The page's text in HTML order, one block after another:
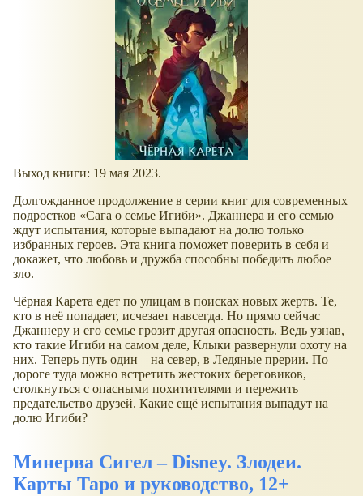
Выход книги: 19 мая 2023.
Долгожданное продолжение в серии книг для современных
подростков
Сага о семье Игиби . Джаннера и его семью
ждут испытания, которые выпадают на долю только
избранных героев. Эта книга поможет поверить в себя и
докажет, что любовь и дружба способны победить любое
зло.
Чёрная Карета едет по улицам в поисках новых жертв. Те,
кто в неё попадает, исчезает навсегда. Но прямо сейчас
Джаннеру и его семье грозит другая опасность. Ведь узнав,
кто такие Игиби на самом деле, Клыки развернули охоту на
них. Теперь путь один – на север, в Ледяные прерии. По
дороге туда можно встретить жестоких береговиков,
столкнуться с опасными похитителями и пережить
предательство друзей. Какие ещё испытания выпадут на
долю Игиби?
Минерва Сигел – Disney. Злодеи.
Карты Таро и руководство, 12+